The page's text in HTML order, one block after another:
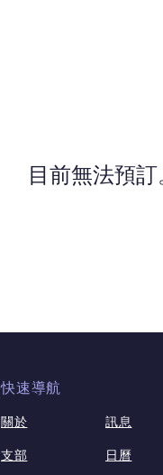
目前無法預
快速導航
關於
支部
訊息
日曆